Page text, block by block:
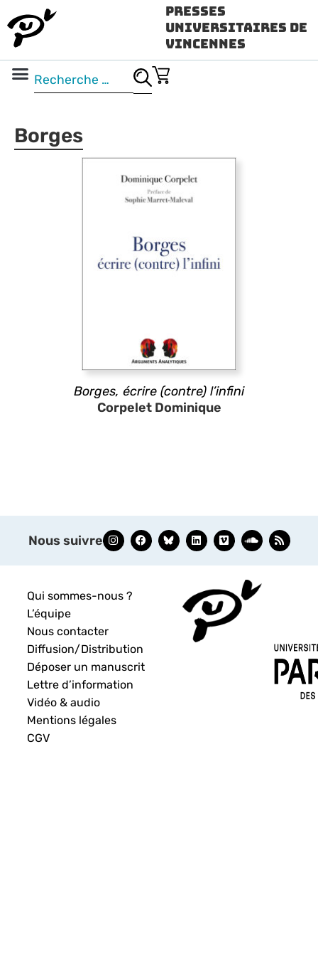
Presses
Universitaires de
Vincennes
Borges
Borges, écrire (contre) l’infini
Corpelet Dominique
Nous suivre
Qui sommes-nous ?
L’équipe
Nous contacter
Diffusion/Distribution
Déposer un manuscrit
Lettre d’information
Vidéo & audio
Mentions légales
CGV